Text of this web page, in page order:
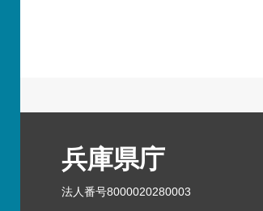
兵庫県庁
法人番号8000020280003